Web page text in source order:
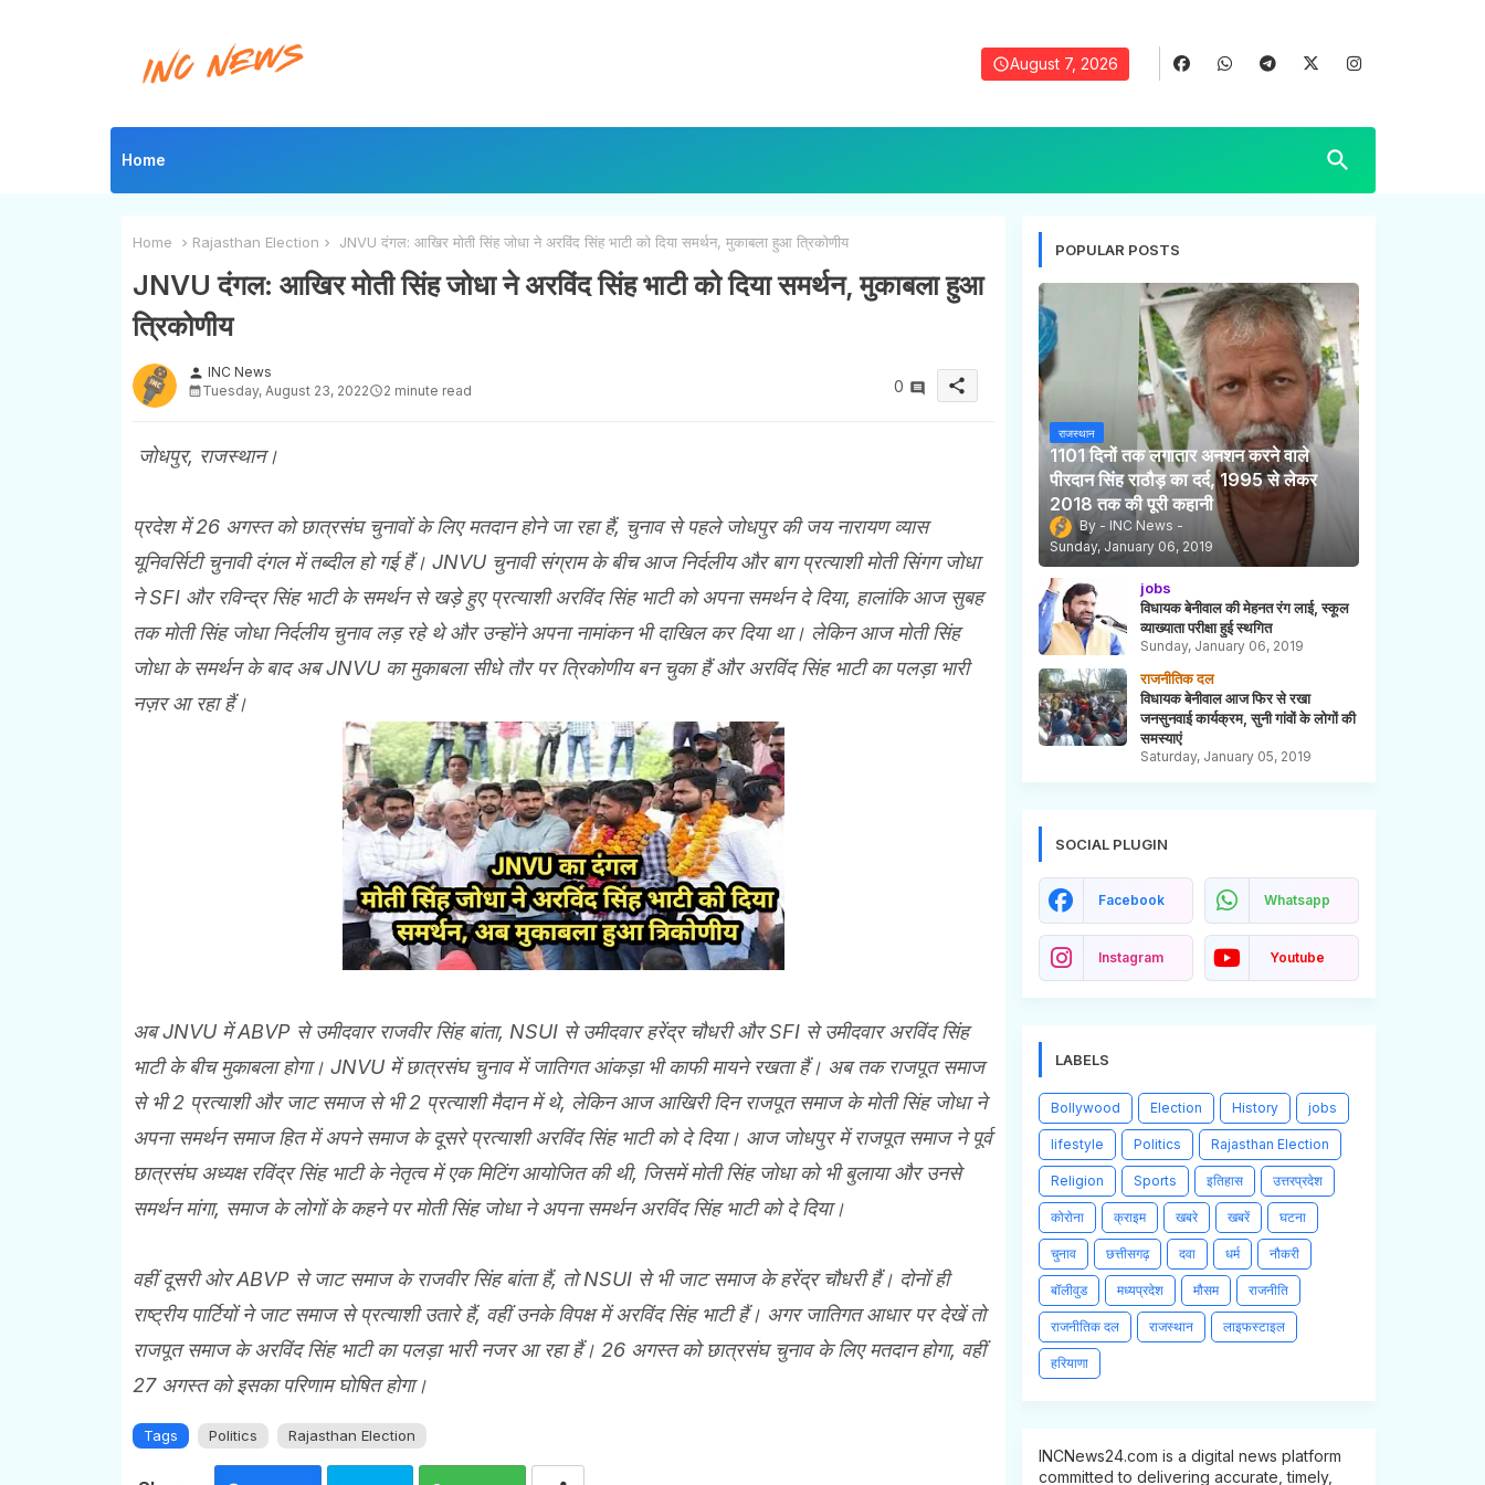
August 7, 2026
Home
Home Rajasthan Election JNVU दंगल: आखिर मोती सिंह जोधा ने अरविंद सिंह भाटी को दिया समर्थन, मुकाबला हुआ त्रिकोणीय
JNVU दंगल: आखिर मोती सिंह जोधा ने अरविंद सिंह भाटी को दिया समर्थन, मुकाबला हुआ
त्रिकोणीय
person INC News
Tuesday, August 23, 2022
2 minute read 0 share
जोधपुर, राजस्थान।
प्रदेश में 26 अगस्त को छात्रसंघ चुनावों के लिए मतदान होने जा रहा हैं, चुनाव से पहले जोधपुर की जय नारायण व्यास
यूनिवर्सिटी चुनावी दंगल में तब्दील हो गई हैं। JNVU चुनावी संग्राम के बीच आज निर्दलीय और बाग प्रत्याशी मोती सिंगग जोधा
ने SFI और रविन्द्र सिंह भाटी के समर्थन से खड़े हुए प्रत्याशी अरविंद सिंह भाटी को अपना समर्थन दे दिया, हालांकि आज सुबह
तक मोती सिंह जोधा निर्दलीय चुनाव लड़ रहे थे और उन्होंने अपना नामांकन भी दाखिल कर दिया था। लेकिन आज मोती सिंह
जोधा के समर्थन के बाद अब JNVU का मुकाबला सीधे तौर पर त्रिकोणीय बन चुका हैं और अरविंद सिंह भाटी का पलड़ा भारी
नज़र आ रहा हैं।
अब JNVU में ABVP से उमीदवार राजवीर सिंह बांता, NSUI से उमीदवार हरेंद्र चौधरी और SFI से उमीदवार अरविंद सिंह
भाटी के बीच मुकाबला होगा। JNVU में छात्रसंघ चुनाव में जातिगत आंकड़ा भी काफी मायने रखता हैं। अब तक राजपूत समाज
से भी 2 प्रत्याशी और जाट समाज से भी 2 प्रत्याशी मैदान में थे, लेकिन आज आखिरी दिन राजपूत समाज के मोती सिंह जोधा ने
अपना समर्थन समाज हित में अपने समाज के दूसरे प्रत्याशी अरविंद सिंह भाटी को दे दिया। आज जोधपुर में राजपूत समाज ने पूर्व
छात्रसंघ अध्यक्ष रविंद्र सिंह भाटी के नेतृत्व में एक मिटिंग आयोजित की थी, जिसमें मोती सिंह जोधा को भी बुलाया और उनसे
समर्थन मांगा, समाज के लोगों के कहने पर मोती सिंह जोधा ने अपना समर्थन अरविंद सिंह भाटी को दे दिया।
वहीं दूसरी ओर ABVP से जाट समाज के राजवीर सिंह बांता हैं, तो NSUI से भी जाट समाज के हरेंद्र चौधरी हैं। दोनों ही
राष्ट्रीय पार्टियों ने जाट समाज से प्रत्याशी उतारे हैं, वहीं उनके विपक्ष में अरविंद सिंह भाटी हैं। अगर जातिगत आधार पर देखें तो
राजपूत समाज के अरविंद सिंह भाटी का पलड़ा भारी नजर आ रहा हैं। 26 अगस्त को छात्रसंघ चुनाव के लिए मतदान होगा, वहीं
27 अगस्त को इसका परिणाम घोषित होगा।
Tags Politics Rajasthan Election
POPULAR POSTS
राजस्थान
1101 दिनों तक लगातार अनशन करने वाले
पीरदान सिंह राठौड़ का दर्द, 1995 से लेकर
2018 तक की पूरी कहानी
INC News
Sunday, January 06, 2019
jobs
विधायक बेनीवाल की मेहनत रंग लाई, स्कूल
व्याख्याता परीक्षा हुई स्थगित
Sunday, January 06, 2019
राजनीतिक दल
विधायक बेनीवाल आज फिर से रखा
जनसुनवाई कार्यक्रम, सुनी गांवों के लोगों की
समस्याएं
Saturday, January 05, 2019
SOCIAL PLUGIN
Facebook Whatsapp
Instagram Youtube
LABELS
Bollywood Election History jobs
lifestyle Politics Rajasthan Election
Religion Sports इतिहास उत्तरप्रदेश
कोरोना क्राइम खबरे खबरें घटना
चुनाव छत्तीसगढ़ दवा धर्म नौकरी
बॉलीवुड मध्यप्रदेश मौसम राजनीति
राजनीतिक दल राजस्थान लाइफस्टाइल
हरियाणा
INCNews24.com is a digital news platform
committed to delivering accurate, timely,